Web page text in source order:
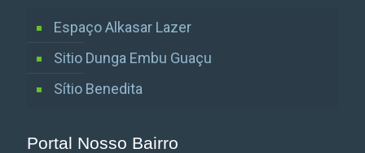
Espaço Alkasar Lazer
Sitio Dunga Embu Guaçu
Sítio Benedita
Portal Nosso Bairro